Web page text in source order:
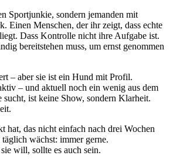
Sportjunkie, sondern jemanden mit
Einen Menschen, der ihr zeigt, dass echte
Dass Kontrolle nicht ihre Aufgabe ist.
bereitstehen muss, um ernst genommen
– aber sie ist ein Hund mit Profil.
– und aktuell noch ein wenig aus dem
sucht, ist keine Show, sondern Klarheit.
hat, das nicht einfach nach drei Wochen
wächst: immer gerne.
will, sollte es auch sein.